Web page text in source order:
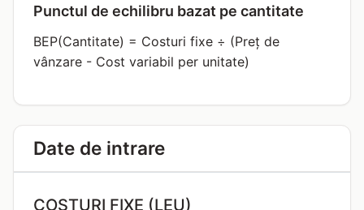
Punctul de echilibru bazat pe cantitate
BEP(Cantitate) = Costuri fixe ÷ (Preț de
vânzare - Cost variabil per unitate)
Date de intrare
COSTURI FIXE (LEU)